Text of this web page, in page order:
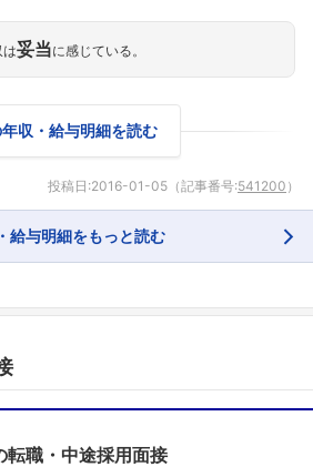
は妥当に感じている。
収・給与明細を読む
投稿日:2016-01-05 （記事番号:541200 ）
給与明細をもっと読む
職・中途採用面接